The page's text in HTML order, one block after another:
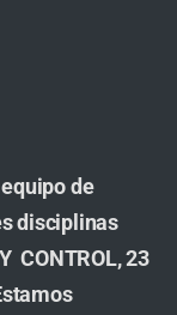
de
disciplinas
CONTROL, 23